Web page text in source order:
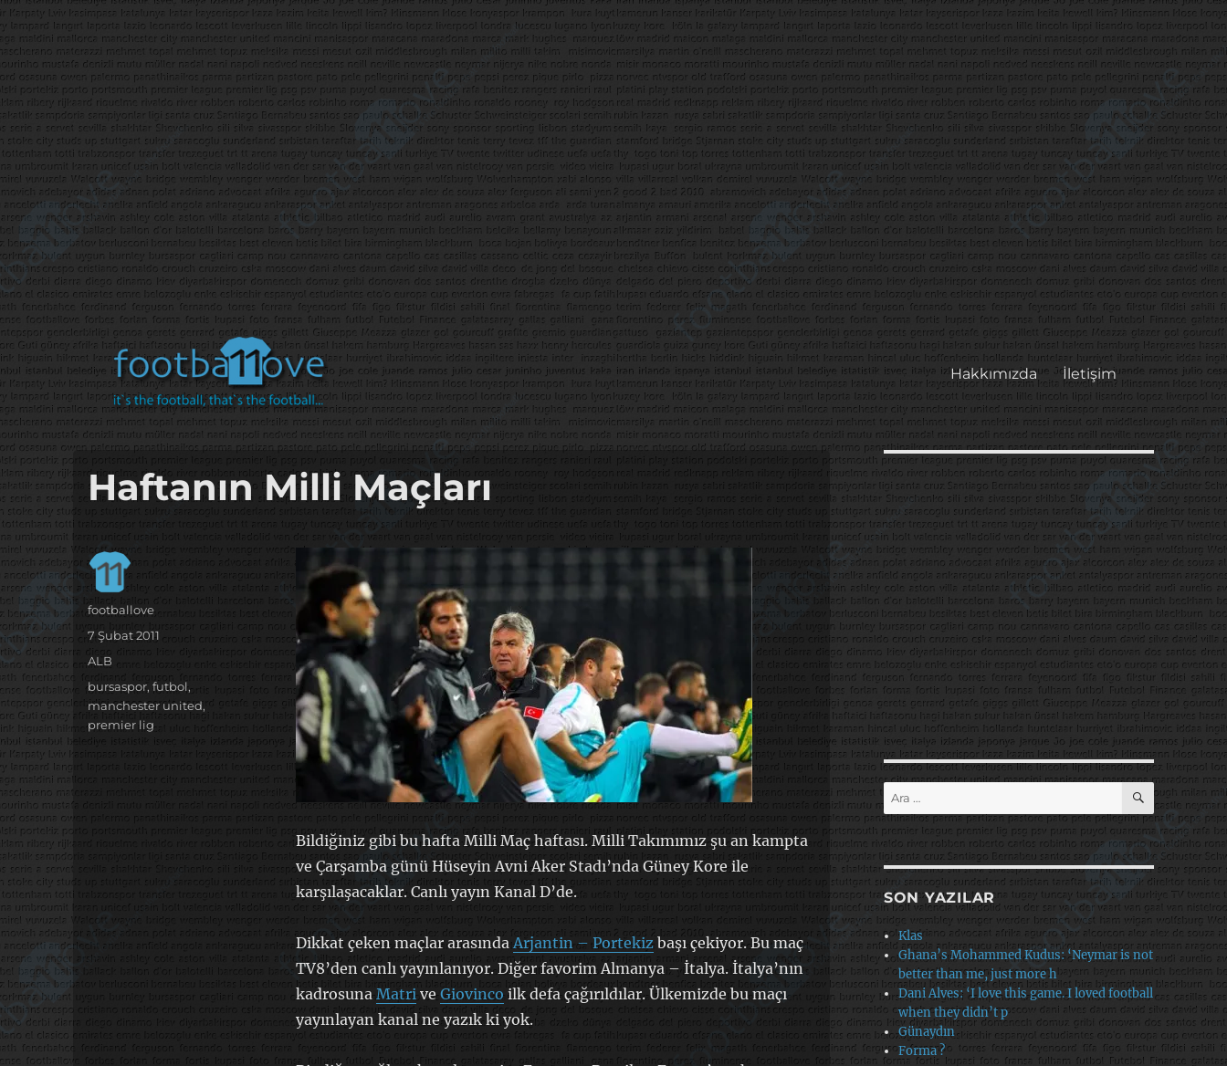
footbaLLove
it's the football, that's the football…
Hakkımızda İletişim
Haftanın Milli Maçları
Bildiğiniz gibi bu hafta Milli Maç haftası. Milli Takımımız şu an kampta
ve Çarşamba günü Hüseyin Avni Aker Stadı’nda Güney Kore ile
karşılaşacaklar. Canlı yayın Kanal D’de.
Dikkat çeken maçlar arasındaArjantin – Portekizbaşı çekiyor. Bu maç
TV8’den canlı yayınlanıyor. Diğer favorim Almanya – İtalya. İtalya’nın
kadrosuna Matrive Giovinco ilk defa çağırıldılar. Ülkemizde bu maçı
yayınlayan kanal ne yazık ki yok.
Yazar
footballove
Yayın
tarihi
7 Şubat 2011
Kategoriler
ALB
Etiketler
bursaspor,futbol,
manchester united,
premier lig
Ara: ARA
SON YAZILAR
Klas
Ghana’s Mohammed Kudus: ‘Neymar is not
better than me, just more h
Dani Alves: ‘I love this game. I loved football
when they didn’t p
Günaydın
Forma ?